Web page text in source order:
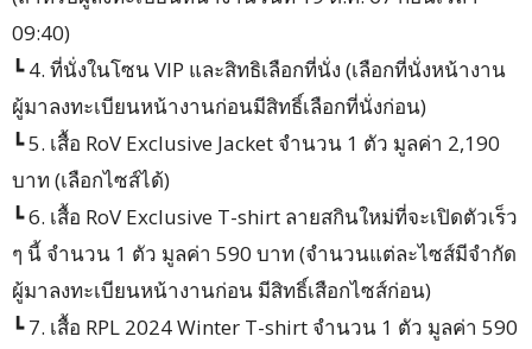
09:40)
┗ 4. ที่นั่งในโซน VIP และสิทธิเลือกที่นั่ง (เลือกที่นั่งหน้างาน
ผู้มาลงทะเบียนหน้างานก่อนมีสิทธิ์เลือกที่นั่งก่อน)
┗ 5. เสื้อ RoV Exclusive Jacket จำนวน 1 ตัว มูลค่า 2,190
บาท (เลือกไซส์ได้)
┗ 6. เสื้อ RoV Exclusive T-shirt ลายสกินใหม่ที่จะเปิดตัวเร็ว
ๆ นี้ จำนวน 1 ตัว มูลค่า 590 บาท (จำนวนแต่ละไซส์มีจำกัด
ผู้มาลงทะเบียนหน้างานก่อน มีสิทธิ์เสือกไซส์ก่อน)
┗ 7. เสื้อ RPL 2024 Winter T-shirt จำนวน 1 ตัว มูลค่า 590